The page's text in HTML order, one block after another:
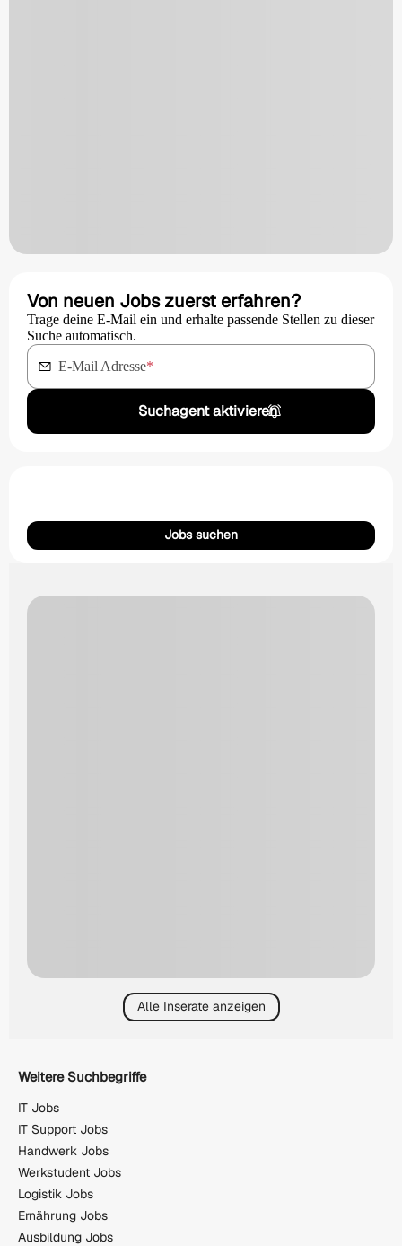
Von neuen Jobs zuerst erfahren?
Trage deine E-Mail ein und erhalte passende Stellen zu dieser
Suche automatisch.
E-Mail Adresse*
Suchagent aktivieren
Jobs suchen
Alle Inserate anzeigen
Weitere Suchbegriffe
IT Jobs
IT Support Jobs
Handwerk Jobs
Werkstudent Jobs
Logistik Jobs
Ernährung Jobs
Ausbildung Jobs